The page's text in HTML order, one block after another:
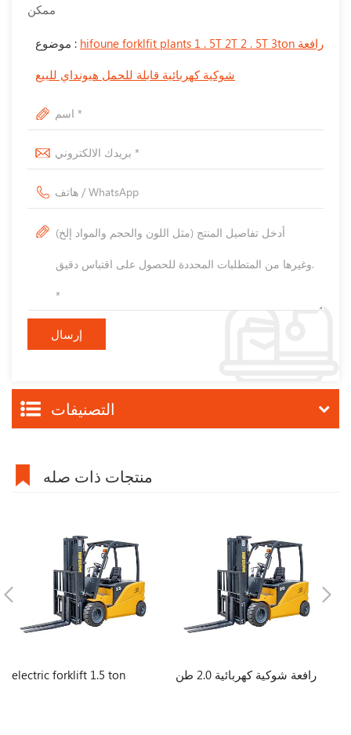
ممكن
موضوع : hifoune forklfit plants 1 . 5T 2T 2 . 5T 3ton رافعة
شوكية كهربائية قابلة للحمل هيونداي للبيع
التصنيفات
منتجات ذات صله
electric forklift 1.5 ton رافعة شوكية كهربائية 2.0 طن